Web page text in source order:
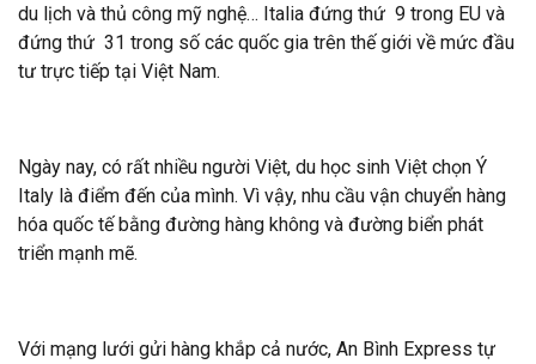
du lịch và thủ công mỹ nghệ… Italia đứng thứ 9 trong EU và
đứng thứ 31 trong số các quốc gia trên thế giới về mức đầu
tư trực tiếp tại Việt Nam.
Ngày nay, có rất nhiều người Việt, du học sinh Việt chọn Ý
Italy là điểm đến của mình. Vì vậy, nhu cầu vận chuyển hàng
hóa quốc tế bằng đường hàng không và đường biển phát
triển mạnh mẽ.
Với mạng lưới gửi hàng khắp cả nước, An Bình Express tự